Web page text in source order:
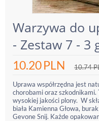
Warzywa do
- Zestaw 7 - 3
10.20PLN 10.74
Uprawa współrzędna jest
chorobami oraz
wysokiej jakości plony. W
biała Kamienna Głowa,
Gevone Snij. Każde